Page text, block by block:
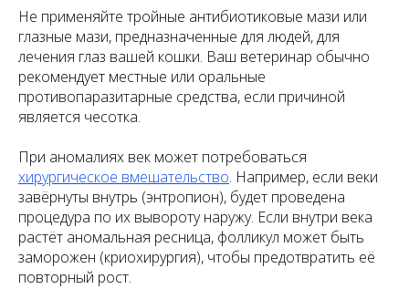
Не применяйте тройные антибиотиковые мази или
глазные мази, предназначенные для людей, для
лечения глаз вашей кошки. Ваш ветеринар обычно
рекомендует местные или оральные
противопаразитарные средства, если причиной
является чесотка.
При аномалиях век может потребоваться
хирургическое вмешательство. Например, если веки
завёрнуты внутрь (энтропион), будет проведена
процедура по их вывороту наружу. Если внутри века
растёт аномальная ресница, фолликул может быть
заморожен (криохирургия), чтобы предотвратить её
повторный рост.